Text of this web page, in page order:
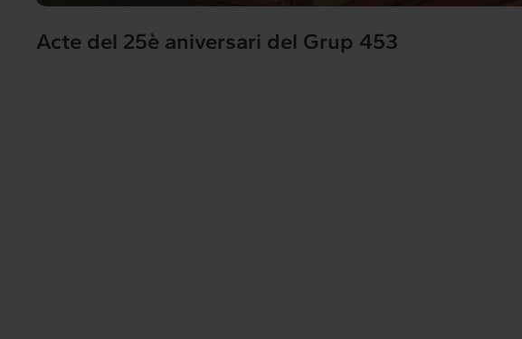
Acte del 25è aniversari del Grup 453